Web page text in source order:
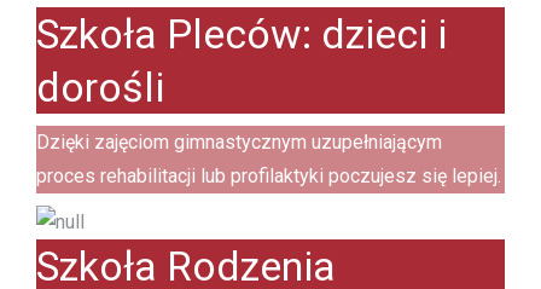
Szkoła Pleców: dzieci i
dorośli
Dzięki zajęciom gimnastycznym uzupełniającym
proces rehabilitacji lub profilaktyki poczujesz się lepiej.
Szkoła Rodzenia